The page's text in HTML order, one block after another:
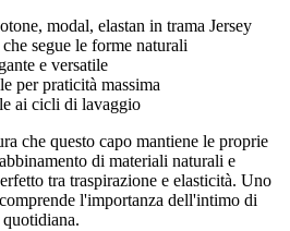
modal, elastan in trama Jersey
segue le forme naturali
e versatile
per praticità massima
ai cicli di lavaggio
che questo capo mantiene le proprie
di materiali naturali e
tra traspirazione e elasticità. Uno
l'importanza dell'intimo di